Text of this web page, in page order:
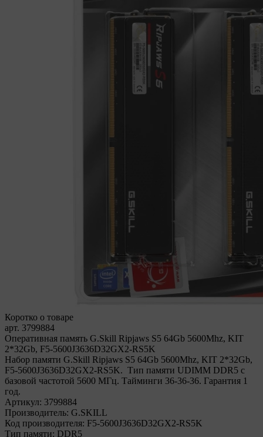
Коротко о товаре
арт. 3799884
Оперативная память G.Skill Ripjaws S5 64Gb 5600Mhz, KIT
2*32Gb, F5-5600J3636D32GX2-RS5K
Набор памяти G.Skill Ripjaws S5 64Gb 5600Mhz, KIT 2*32Gb,
F5-5600J3636D32GX2-RS5K. Тип памяти UDIMM DDR5 с
базовой частотой 5600 МГц. Тайминги 36-36-36. Гарантия 1
год.
Артикул: 3799884
Производитель: G.SKILL
Код производителя: F5-5600J3636D32GX2-RS5K
Тип памяти: DDR5